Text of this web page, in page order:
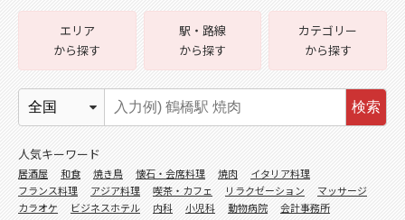
エリア
から探す
駅・路線
から探す
カテゴリー
から探す
検索
人気キーワード
居酒屋 和食 焼き鳥 懐石・会席料理 焼肉
イタリア料理
フランス料理
アジア料理 喫茶・カフェ リラクゼーション
マッサージ
カラオケ
ビジネスホテル 内科 小児科 動物病院
会計事務所